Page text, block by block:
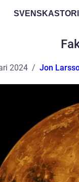
2024 Jon